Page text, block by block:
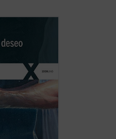
de
el ciclo de
Purgatorio
en la relación
y la
todo hombre,